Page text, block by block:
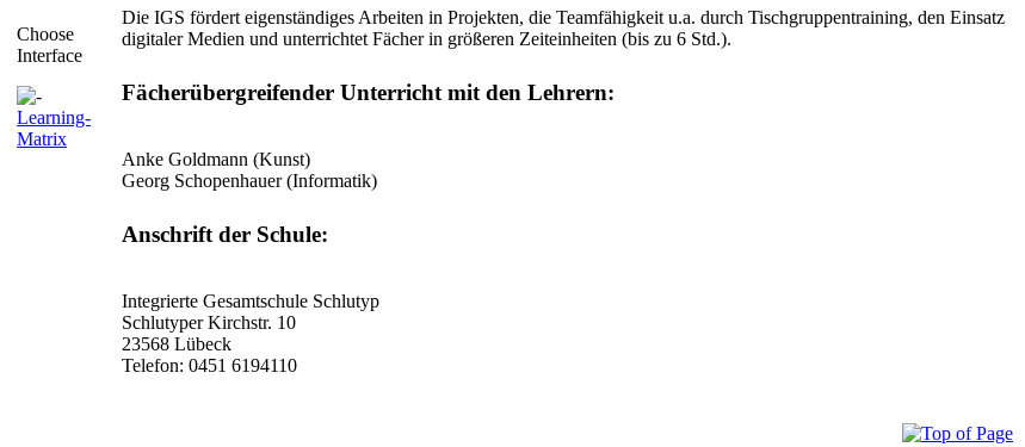
Choose
Interface
Learning-
Matrix
Die IGS fördert eigenständiges Arbeiten in Projekten, die Teamfähigkeit u.a. durch Tischgruppentraining, den Einsatz
digitaler Medien und unterrichtet Fächer in größeren Zeiteinheiten (bis zu 6 Std.).
Fächerübergreifender Unterricht mit den Lehrern:
Anke Goldmann (Kunst)
Georg Schopenhauer (Informatik)
Anschrift der Schule:
Integrierte Gesamtschule Schlutyp
Schlutyper Kirchstr. 10
23568 Lübeck
Telefon: 0451 6194110